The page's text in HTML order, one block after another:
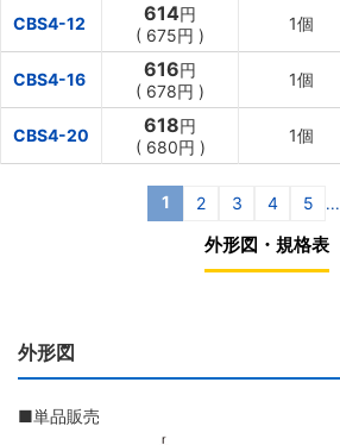
CBS4-12 614円
( 675円 )
1個
CBS4-16 616円
( 678円 )
1個
CBS4-20 618円
( 680円 )
1個
1 2 3 4 5 ...
外形図・規格表
外形図
■単品販売